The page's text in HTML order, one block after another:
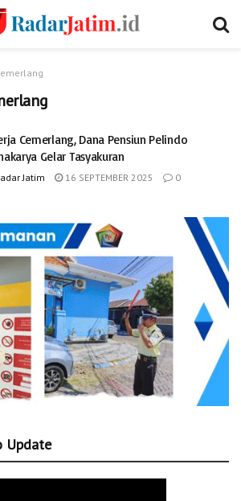
Cemerlang, Dana Pensiun Pelindo
Gelar Tasyakuran
Jatim 16 SEPTEMBER 2025 0
Update